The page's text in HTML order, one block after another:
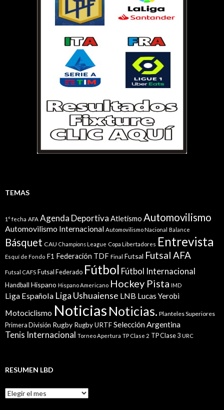
TEMAS
1° fecha AFA Agenda Deportiva Atletismo Automovilismo
Automovilismo Internacional Automovilismo Nacional Balance
Básquet CAU Champions League Copa Libertadores Entrevista
Esquí de Fondo F1 Federación TDF Final Futsal Futsal AFA
Futsal CAFS Futsal Federado Fútbol Fútbol Internacional
Handball Hispano Hispano Americano Hockey Pista IMD
Liga Española Liga Ushuaiense LNB Lucas Yerobi
Motociclismo Noticias Noticias. Planteles Superiores
Primera División Rugby Rugby URTFSelección Argentina
Tenis Internacional Torneo Apertura TP Clase 2 TP Clase 3 URC
RESUMEN LBD
Resumen
LBD